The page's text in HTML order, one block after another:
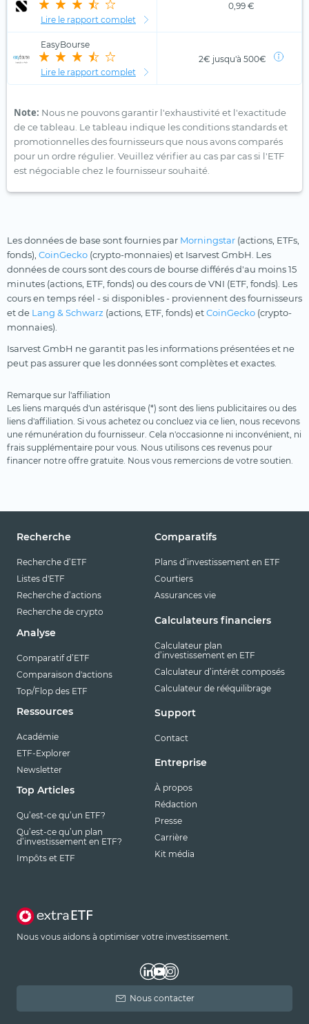
Lire le rapport complet
0,99 €
EasyBourse
Lire le rapport complet
2€ jusqu'à 500€
Note: Nous ne pouvons garantir l'exhaustivité et l'exactitude
de ce tableau. Le tableau indique les conditions standards et
promotionnelles des fournisseurs que nous avons comparés
pour un ordre régulier. Veuillez vérifier au cas par cas si l'ETF
est négociable chez le fournisseur souhaité.
Les données de base sont fournies par Morningstar (actions, ETFs,
fonds), CoinGecko (crypto-monnaies) et Isarvest GmbH. Les
données de cours sont des cours de bourse différés d'au moins 15
minutes (actions, ETF, fonds) ou des cours de VNI (ETF, fonds). Les
cours en temps réel - si disponibles - proviennent des fournisseurs
et de Lang & Schwarz (actions, ETF, fonds) etCoinGecko (crypto-
monnaies).
Isarvest GmbH ne garantit pas les informations présentées et ne
peut pas assurer que les données sont complètes et exactes.
Remarque sur l'affiliation
Les liens marqués d'un astérisque (*) sont des liens publicitaires ou des
liens d'affiliation. Si vous achetez ou concluez via ce lien, nous recevons
une rémunération du fournisseur. Cela n'occasionne ni inconvénient, ni
frais supplémentaire pour vous. Nous utilisons ces revenus pour
financer notre offre gratuite. Nous vous remercions de votre soutien.
Recherche
Recherche d’ETF
Listes d'ETF
Recherche d’actions
Recherche de crypto
Analyse
Comparatif d’ETF
Comparaison d'actions
Top/Flop des ETF
Ressources
Académie
ETF-Explorer
Newsletter
Top Articles
Qu’est-ce qu’un ETF?
Qu’est-ce qu’un plan
d’investissement en ETF?
Impôts et ETF
Comparatifs
Plans d’investissement en ETF
Courtiers
Assurances vie
Calculateurs financiers
Calculateur plan
d’investissement en ETF
Calculateur d’intérêt composés
Calculateur de rééquilibrage
Support
Contact
Entreprise
À propos
Rédaction
Presse
Carrière
Kit média
Nous vous aidons à optimiser votre investissement.
Nous contacter